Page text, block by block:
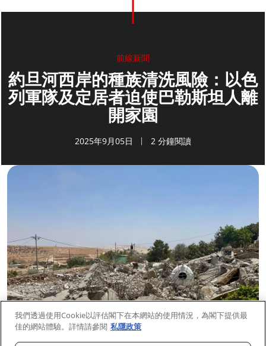
前線新聞
約旦河西岸的種族清洗風險：以色
列軍隊及定居者迫使巴勒斯坦人離
開家園
2025年9月05日 2 分鐘閱讀
我們透過使用Cookie以評估閣下在本網站的使用情況，為閣下提供最
佳的網站體驗。詳情請參閱 私隱政策